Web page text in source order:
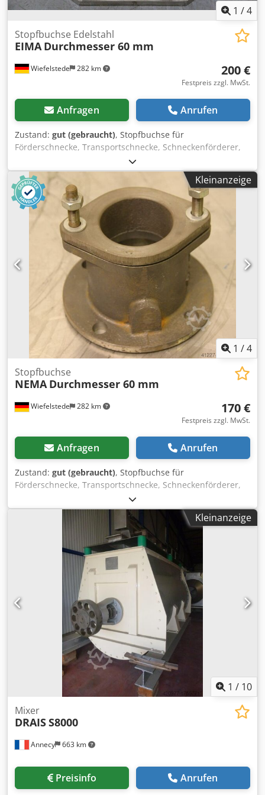
1 /4
Wiefelstede 282 km
Stopfbuchse Edelstahl
EIMA Durchmesser 60 mm
200 €
Festpreis zzgl. MwSt.
Anfragen Anrufen
Zustand: gut (gebraucht), Stopfbuchse für
Förderschnecke, Transportschnecke, Schneckenförderer,
Fördertechnik, Rohrförderschnecke, Trocknungsschnecke,
Kühlschnecke, Külrohrschnecke, Heizschnecke,
Heizrohrschnecke, Schneckenwämetauscher -Stopfbuchse:
aus Edelstahl -Stopfbuchse: für Ø 60 mm Welle
(Innendurchmesser 62 mm) -für Stopfbuchsenband
(Innendurchmesser 80,2 mm) -Anzahl: 12x Stopfbuchsen
vorhanden Dcodpfjdfglgex Af Dsk -Preis: pro Stück -
Abmessungen: 147/147/H70 mm -Gewicht: 2,8 kg
Kleinanzeige
1 /4
Wiefelstede 282 km
Stopfbuchse
NEMA Durchmesser 60 mm
170 €
Festpreis zzgl. MwSt.
Anfragen Anrufen
Zustand: gut (gebraucht), Stopfbuchse für
Förderschnecke, Transportschnecke, Schneckenförderer,
Fördertechnik, Rohrförderschnecke, Trocknungsschnecke,
Kühlschnecke, Külrohrschnecke, Heizschnecke,
Heizrohrschnecke, Schneckenwämetauscher -Stopfbuchse:
für Ø 60 mm Welle -für: Stopfbuchsenband -Anzahl: 1x
Stopfbuchsen vorhanden -Preis: pro Stück -Abmessungen:
145/145/H140 mm Dodpfx Afjiintpo Dock -Gewicht: 2,8 kg
Kleinanzeige
1 / 10
Annecy 663 km
Mixer
DRAISS8000
Preisinfo Anrufen